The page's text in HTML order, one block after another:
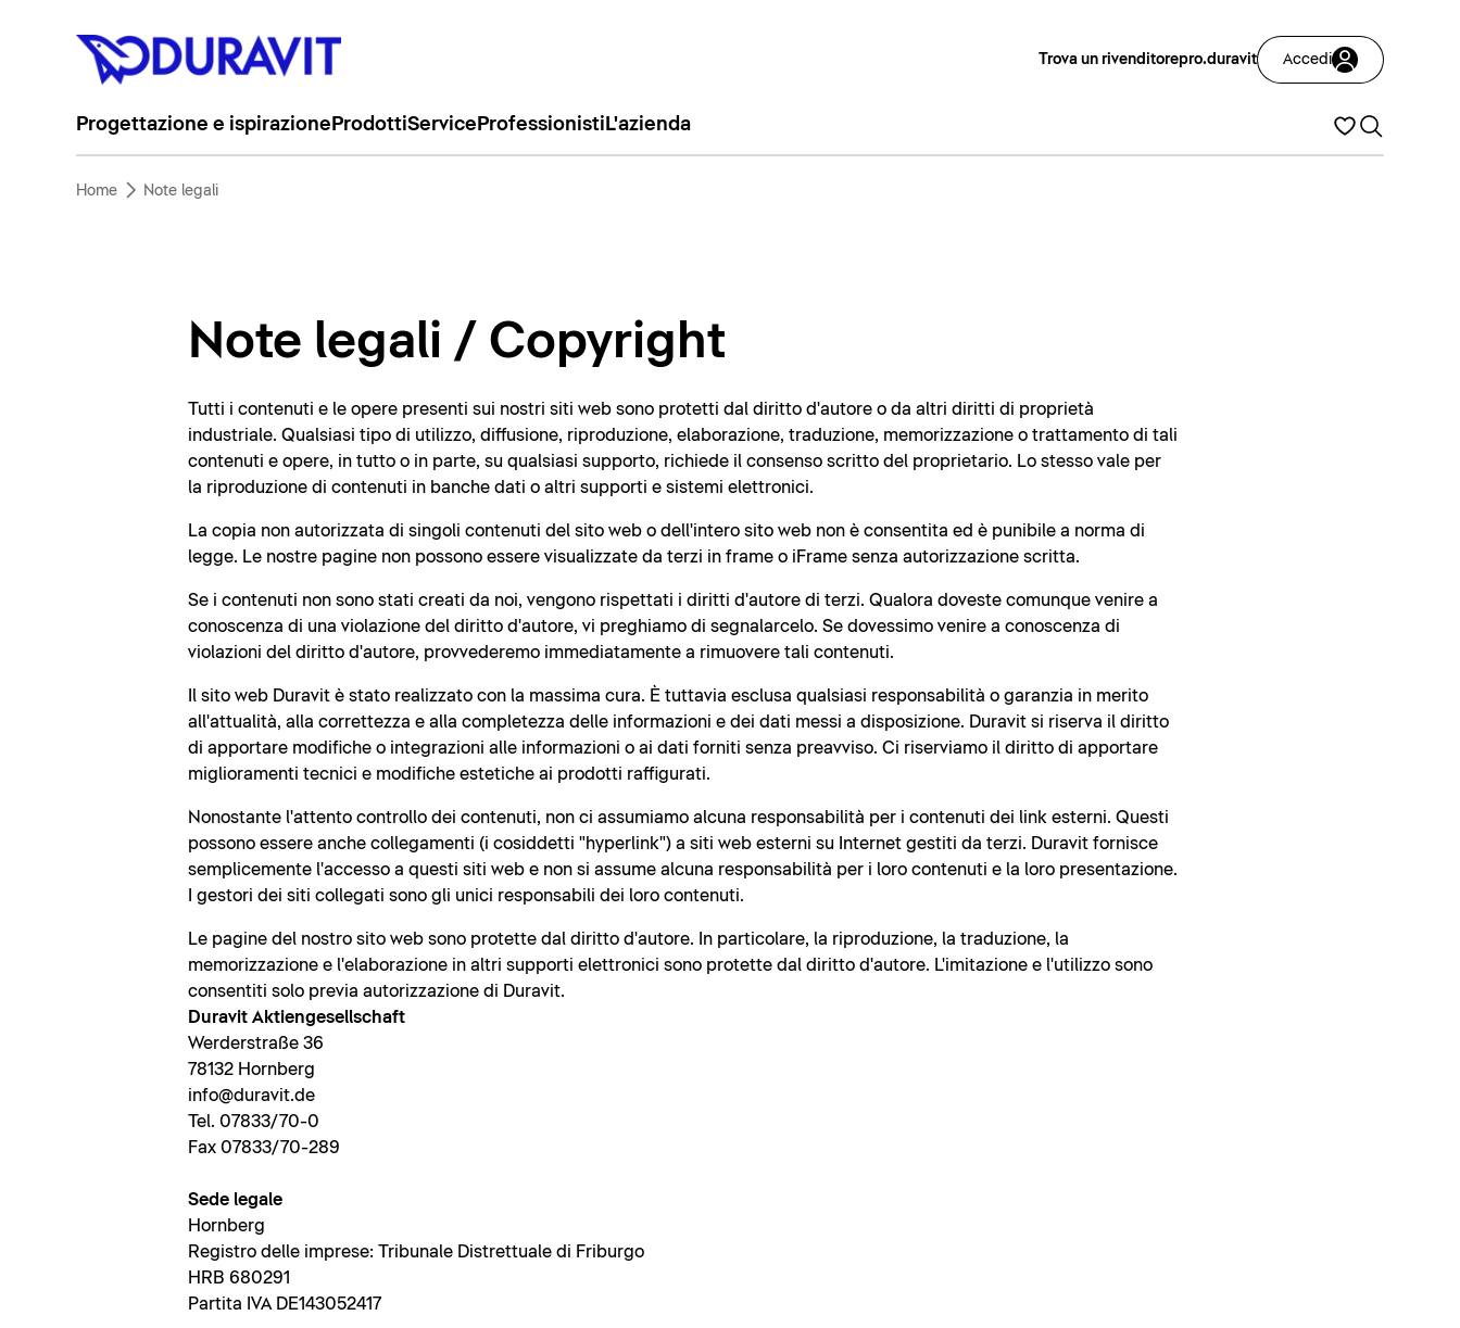
Trova un rivenditorepro.duravit Accedi
Progettazione e ispirazione ProdottiService Professionisti L'azienda
Home Note legali
Note legali / Copyright
Tutti i contenuti e le opere presenti sui nostri siti web sono protetti dal diritto d'autore o da altri diritti di proprietà
industriale. Qualsiasi tipo di utilizzo, diffusione, riproduzione, elaborazione, traduzione, memorizzazione o trattamento di tali
contenuti e opere, in tutto o in parte, su qualsiasi supporto, richiede il consenso scritto del proprietario. Lo stesso vale per
la riproduzione di contenuti in banche dati o altri supporti e sistemi elettronici.
La copia non autorizzata di singoli contenuti del sito web o dell'intero sito web non è consentita ed è punibile a norma di
legge. Le nostre pagine non possono essere visualizzate da terzi in frame o iFrame senza autorizzazione scritta.
Se i contenuti non sono stati creati da noi, vengono rispettati i diritti d'autore di terzi. Qualora doveste comunque venire a
conoscenza di una violazione del diritto d'autore, vi preghiamo di segnalarcelo. Se dovessimo venire a conoscenza di
violazioni del diritto d'autore, provvederemo immediatamente a rimuovere tali contenuti.
Il sito web Duravit è stato realizzato con la massima cura. È tuttavia esclusa qualsiasi responsabilità o garanzia in merito
all'attualità, alla correttezza e alla completezza delle informazioni e dei dati messi a disposizione. Duravit si riserva il diritto
di apportare modifiche o integrazioni alle informazioni o ai dati forniti senza preavviso. Ci riserviamo il diritto di apportare
miglioramenti tecnici e modifiche estetiche ai prodotti raffigurati.
Nonostante l'attento controllo dei contenuti, non ci assumiamo alcuna responsabilità per i contenuti dei link esterni. Questi
possono essere anche collegamenti (i cosiddetti "hyperlink") a siti web esterni su Internet gestiti da terzi. Duravit fornisce
semplicemente l'accesso a questi siti web e non si assume alcuna responsabilità per i loro contenuti e la loro presentazione.
I gestori dei siti collegati sono gli unici responsabili dei loro contenuti.
Le pagine del nostro sito web sono protette dal diritto d'autore. In particolare, la riproduzione, la traduzione, la
memorizzazione e l'elaborazione in altri supporti elettronici sono protette dal diritto d'autore. L'imitazione e l'utilizzo sono
consentiti solo previa autorizzazione di Duravit.
Duravit Aktiengesellschaft
Werderstraße 36
78132 Hornberg
info@duravit.de
Tel. 07833/70-0
Fax 07833/70-289
Sede legale
Hornberg
Registro delle imprese: Tribunale Distrettuale di Friburgo
HRB 680291
Partita IVA DE143052417